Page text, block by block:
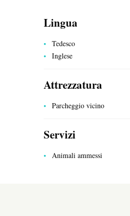
Lingua
Tedesco
Inglese
Attrezzatura
Parcheggio vicino
Servizi
Animali ammessi